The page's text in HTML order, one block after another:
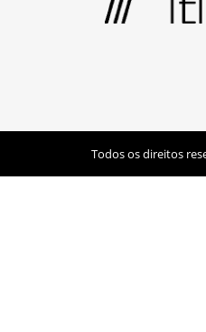
Todos os direitos